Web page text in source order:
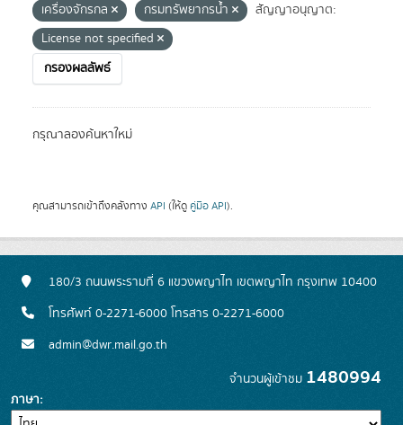
เครื่องจักรกล
กรมทรัพยากรน้ำ
สัญญาอนุญาต:
License not specified
กรองผลลัพธ์
กรุณาลองค้นหาใหม่
คุณสามารถเข้าถึงคลังทาง API (ให้ดู คู่มือ API).
180/3 ถนนพระรามที่ 6 แขวงพญาไท เขตพญาไท กรุงเทพ 10400
โทรศัพท์ 0-2271-6000 โทรสาร 0-2271-6000
admin@dwr.mail.go.th
จำนวนผู้เข้าชม 1480994
ภาษา